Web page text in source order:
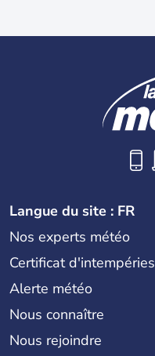
Langue du site : FR
Nos experts météo
Certificat d'intempéries
Alerte météo
Nous connaître
Nous rejoindre